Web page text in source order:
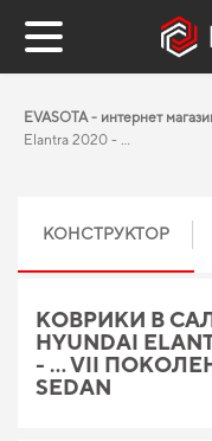
EVASOTA - интернет
Elantra 2020 - …
КОНСТРУКТОР
КОВРИКИ В
HYUNDAI
- … VII
SEDAN